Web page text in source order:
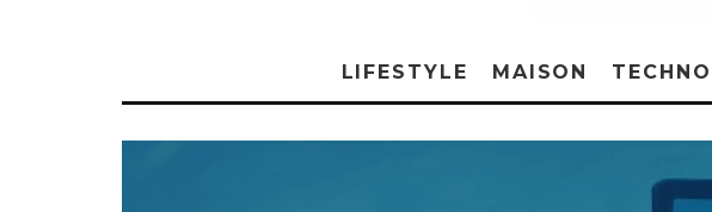
LIFESTYLE MAISON